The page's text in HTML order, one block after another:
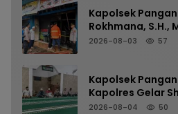
Kapolsek
Rokhmana, S.H.,
Anggota Cek TKP
2026-08-03 57
Kapolsek
Kapolres Gelar
Masjid Jami Al-
2026-08-04 50